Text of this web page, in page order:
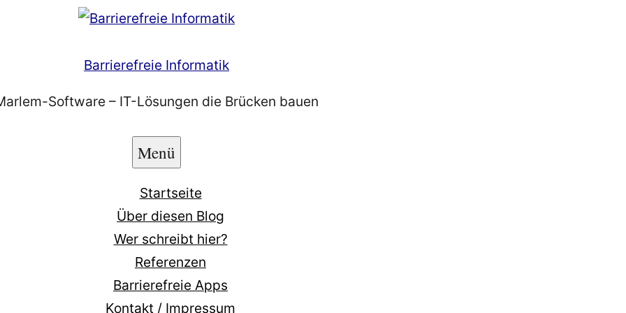
Barrierefreie Informatik
Software – IT-Lösungen die Brücken bauen
Menü
Startseite
Über diesen Blog
Wer schreibt hier?
Referenzen
Barrierefreie Apps
Kontakt / Impressum